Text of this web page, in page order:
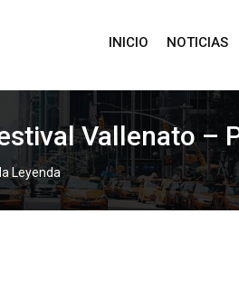
INICIO NOTICIAS
Vallenato –
Leyenda